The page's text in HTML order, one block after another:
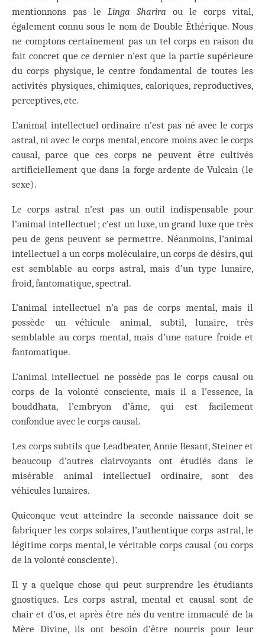
mentionnons pas le Linga Sharira ou le corps vital,
également connu sous le nom de Double Éthérique. Nous
ne comptons certainement pas un tel corps en raison du
fait concret que ce dernier n’est que la partie supérieure
du corps physique, le centre fondamental de toutes les
activités physiques, chimiques, caloriques, reproductives,
perceptives, etc.
L’animal intellectuel ordinaire n’est pas né avec le corps
astral, ni avec le corps mental, encore moins avec le corps
causal, parce que ces corps ne peuvent être cultivés
artificiellement que dans la forge ardente de Vulcain (le
sexe).
Le corps astral n’est pas un outil indispensable pour
l’animal intellectuel ; c’est un luxe, un grand luxe que très
peu de gens peuvent se permettre. Néanmoins, l’animal
intellectuel a un corps moléculaire, un corps de désirs, qui
est semblable au corps astral, mais d’un type lunaire,
froid, fantomatique, spectral.
L’animal intellectuel n’a pas de corps mental, mais il
possède un véhicule animal, subtil, lunaire, très
semblable au corps mental, mais d’une nature froide et
fantomatique.
L’animal intellectuel ne possède pas le corps causal ou
corps de la volonté consciente, mais il a l’essence, la
bouddhata, l’embryon d’âme, qui est facilement
confondue avec le corps causal.
Les corps subtils que Leadbeater, Annie Besant, Steiner et
beaucoup d’autres clairvoyants ont étudiés dans le
misérable animal intellectuel ordinaire, sont des
véhicules lunaires.
Quiconque veut atteindre la seconde naissance doit se
fabriquer les corps solaires, l’authentique corps astral, le
légitime corps mental, le véritable corps causal (ou corps
de la volonté consciente).
Il y a quelque chose qui peut surprendre les étudiants
gnostiques. Les corps astral, mental et causal sont de
chair et d’os, et après être nés du ventre immaculé de la
Mère Divine, ils ont besoin d’être nourris pour leur